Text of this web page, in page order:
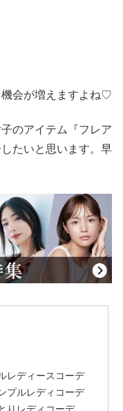
会が増えますよね♡
のアイテム『フレア
たいと思います。早
レディースコーデ
プルレディコーデ
りレディコーデ